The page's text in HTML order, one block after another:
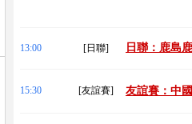
13:00 [日聯] 日聯：鹿島
15:30 [友誼賽] 友誼賽：中